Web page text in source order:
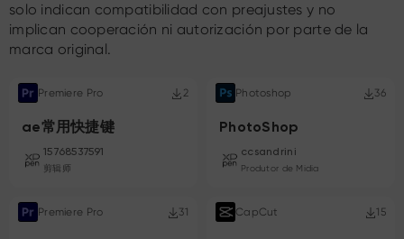
solo indican compatibilidad con preajustes y no
implican cooperación ni autorización por parte de la
marca original.
Premiere Pro 2
ae常用快捷键
15768537591
剪辑师
Photoshop 36
PhotoShop
ccsandrini
Produtor de Midia
Premiere Pro 31 CapCut 15